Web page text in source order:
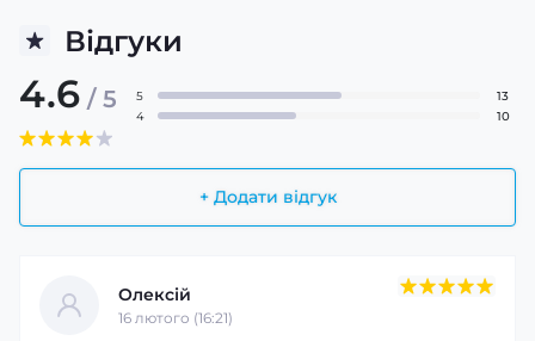
Відгуки
4.6 / 5
+ Додати відгук
5
13
4
10
Олексій
16 лютого (16:21)